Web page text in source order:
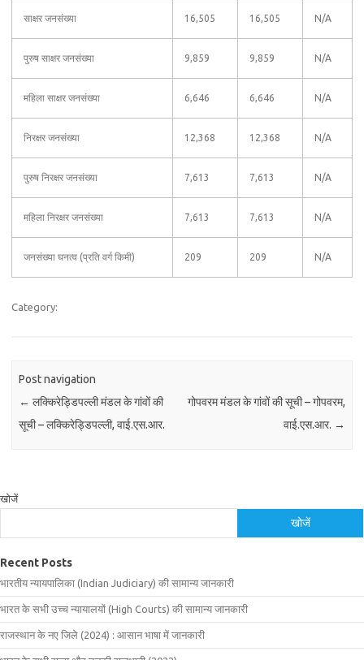
साक्षर जनसंख्या 16,505 16,505 N/A
पुरुष साक्षर जनसंख्या 9,859 9,859 N/A
महिला साक्षर जनसंख्या 6,646 6,646 N/A
निरक्षर जनसंख्या 12,368 12,368 N/A
पुरुष निरक्षर जनसंख्या 7,613 7,613 N/A
महिला निरक्षर जनसंख्या 7,613 7,613 N/A
जनसंख्या घनत्व (प्रति वर्ग किमी) 209 209 N/A
Category:
Post navigation
← लक्किरेड्डिपल्ली मंडल के गांवों की
सूची – लक्किरेड्डिपल्ली, वाई.एस.आर.
गोपवरम मंडल के गांवों की सूची – गोपवरम,
वाई.एस.आर. →
खोजें
खोजें
Recent Posts
भारतीय न्यायपालिका (Indian Judiciary) की सामान्य जानकारी
भारत के सभी उच्च न्यायालयों (High Courts) की सामान्य जानकारी
राजस्थान के नए जिले (2024) : आसान भाषा में जानकारी